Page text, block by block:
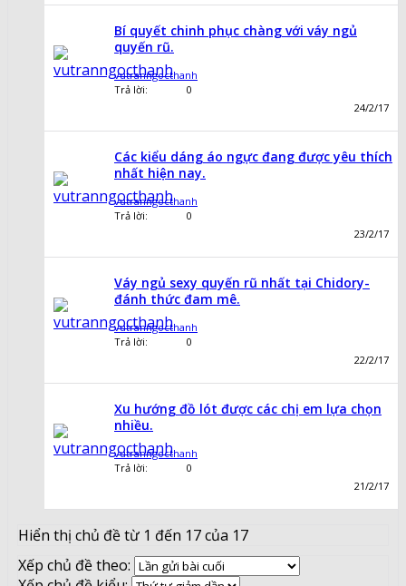
Bí quyết chinh phục chàng với váy ngủ
quyến rũ.
vutranngocthanh
Trả lời:
0
24/2/17
Các kiểu dáng áo ngực đang được yêu thích
nhất hiện nay.
vutranngocthanh
Trả lời:
0
23/2/17
Váy ngủ sexy quyến rũ nhất tại Chidory-
đánh thức đam mê.
vutranngocthanh
Trả lời:
0
22/2/17
Xu hướng đồ lót được các chị em lựa chọn
nhiều.
vutranngocthanh
Trả lời:
0
21/2/17
Hiển thị chủ đề từ 1 đến 17 của 17
Xếp chủ đề theo: